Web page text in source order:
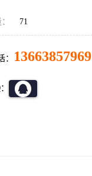
71
： 13663857969